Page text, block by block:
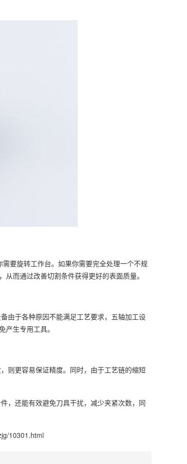
要旋转工作台。如果你需要完全处理一个不规
而通过改善切割条件获得更好的表面质量。
由于各种原因不能满足工艺要求，五轴加工设
生专用工具。
则更容易保证精度。同时，由于工艺链的缩短
，还能有效避免刀具干扰，减少夹紧次数，同
10301.html